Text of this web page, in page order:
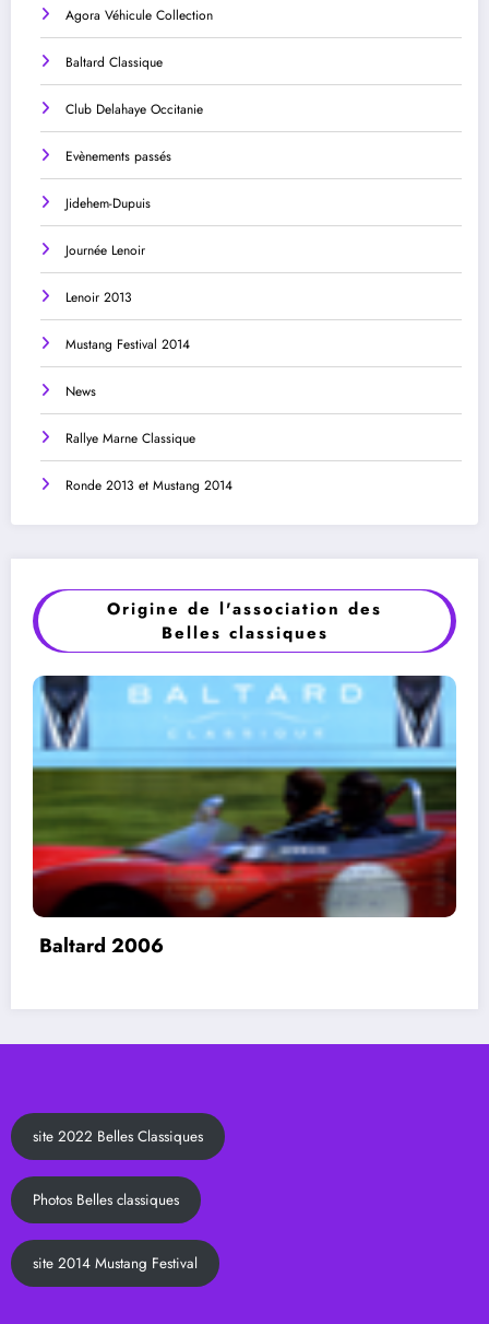
Agora Véhicule Collection
Baltard Classique
Club Delahaye Occitanie
Evènements passés
Jidehem-Dupuis
Journée Lenoir
Lenoir 2013
Mustang Festival 2014
News
Rallye Marne Classique
Ronde 2013 et Mustang 2014
Origine de l'association des
Belles classiques